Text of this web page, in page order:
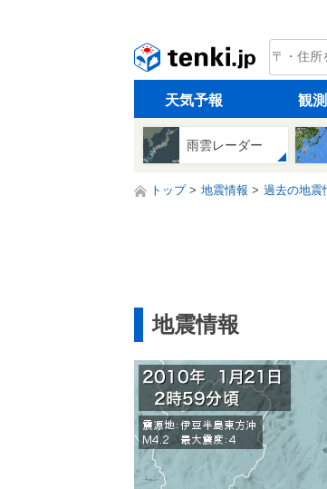
tenki.jp
天気予報 観測
雨雲レーダー
トップ 地震情報 過去の地震
地震情報